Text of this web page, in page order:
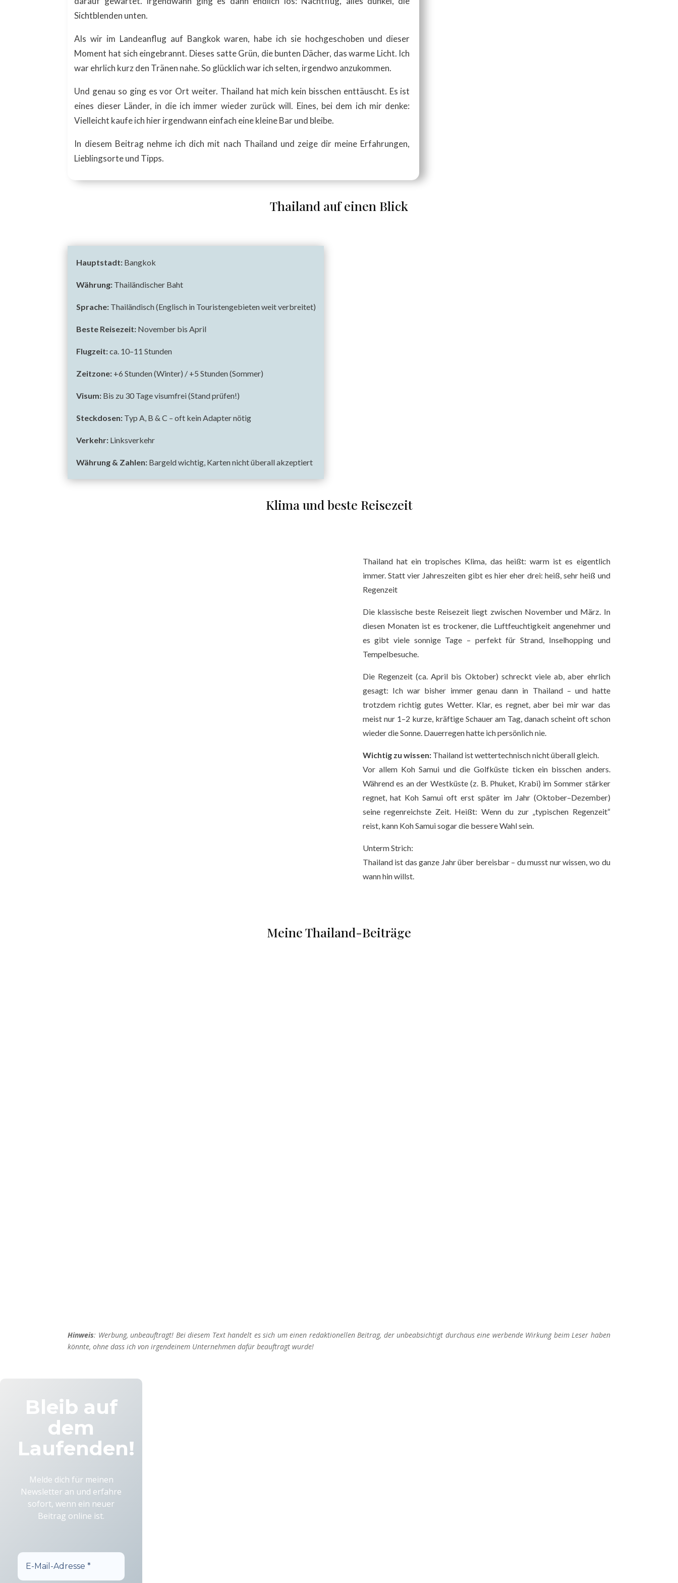
Sichtblenden unten.
Als wir im Landeanflug auf Bangkok waren, habe ich sie hochgeschoben und dieser
Moment hat sich eingebrannt. Dieses satte Grün, die bunten Dächer, das warme Licht. Ich
war ehrlich kurz den Tränen nahe. So glücklich war ich selten, irgendwo anzukommen.
Und genau so ging es vor Ort weiter. Thailand hat mich kein bisschen enttäuscht. Es ist
eines dieser Länder, in die ich immer wieder zurück will. Eines, bei dem ich mir denke:
Vielleicht kaufe ich hier irgendwann einfach eine kleine Bar und bleibe.
In diesem Beitrag nehme ich dich mit nach Thailand und zeige dir meine Erfahrungen,
Lieblingsorte und Tipps.
Thailand auf einen Blick
Hauptstadt: Bangkok
Währung: Thailändischer Baht
Sprache: Thailändisch (Englisch in Touristengebieten weit verbreitet)
Beste Reisezeit: November bis April
Flugzeit:ca. 10–11 Stunden
Zeitzone: +6 Stunden (Winter) / +5 Stunden (Sommer)
Visum: Bis zu 30 Tage visumfrei (Stand prüfen!)
Steckdosen: Typ A, B & C – oft kein Adapter nötig
Verkehr: Linksverkehr
Währung & Zahlen: Bargeld wichtig, Karten nicht überall akzeptiert
Klima und beste Reisezeit
Thailand hat ein tropisches Klima, das heißt: warm ist es eigentlich
immer. Statt vier Jahreszeiten gibt es hier eher drei: heiß, sehr heiß und
Regenzeit
Die klassische beste Reisezeit liegt zwischen November und März. In
diesen Monaten ist es trockener, die Luftfeuchtigkeit angenehmer und
es gibt viele sonnige Tage – perfekt für Strand, Inselhopping und
Tempelbesuche.
Die Regenzeit (ca. April bis Oktober) schreckt viele ab, aber ehrlich
gesagt: Ich war bisher immer genau dann in Thailand – und hatte
trotzdem richtig gutes Wetter. Klar, es regnet, aber bei mir war das
meist nur 1–2 kurze, kräftige Schauer am Tag, danach scheint oft schon
wieder die Sonne. Dauerregen hatte ich persönlich nie.
Wichtig zu wissen:Thailand ist wettertechnisch nicht überall gleich.
Vor allem Koh Samui und die Golfküste ticken ein bisschen anders.
Während es an der Westküste (z. B. Phuket, Krabi) im Sommer stärker
regnet, hat Koh Samui oft erst später im Jahr (Oktober–Dezember)
seine regenreichste Zeit. Heißt: Wenn du zur „typischen Regenzeit“
reist, kann Koh Samui sogar die bessere Wahl sein.
Unterm Strich:
Thailand ist das ganze Jahr über bereisbar – du musst nur wissen, wo du
wann hin willst.
Meine Thailand-Beiträge
Hinweis: Werbung, unbeauftragt! Bei diesem Text handelt es sich um einen redaktionellen Beitrag, der unbeabsichtigt durchaus eine werbende Wirkung beim Leser haben
könnte, ohne dass ich von irgendeinem Unternehmen dafür beauftragt wurde!
Bleib auf
dem
Laufenden!
Melde dich für meinen
Newsletter an und erfahre
sofort, wenn ein neuer
Beitrag online ist.